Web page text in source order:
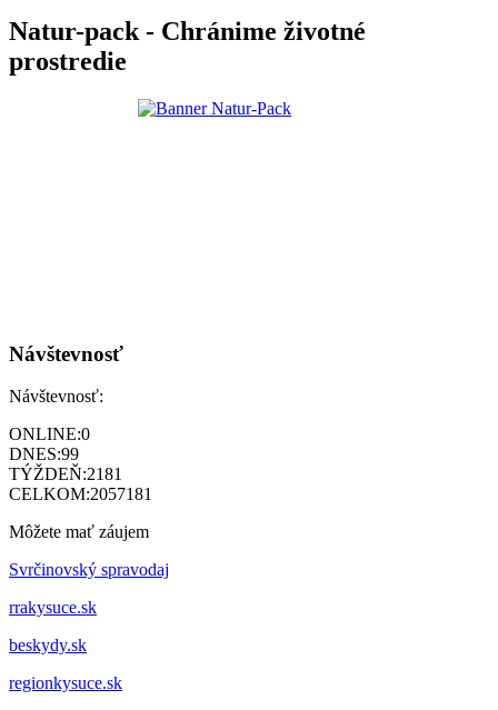
Natur-pack - Chránime životné
prostredie
Návštevnosť
Návštevnosť:
ONLINE:0
DNES:99
TÝŽDEŇ:2181
CELKOM:2057181
Môžete mať záujem
Svrčinovský spravodaj
rrakysuce.sk
beskydy.sk
regionkysuce.sk